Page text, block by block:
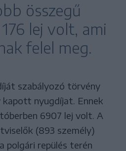
összegű
lej volt, ami
felel meg.
szabályozó törvény
kapott nyugdíjat. Ennek
6907 lej volt. A
(893 személy)
polgári repülés terén